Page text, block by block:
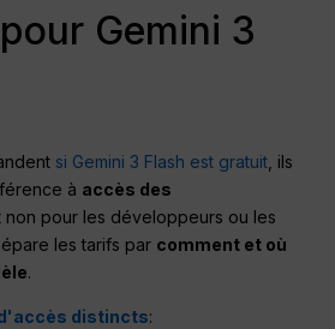
Gemini 3
si Gemini 3 Flash est gratuit , ils
à accès des
non pour les développeurs ou les
les tarifs par comment et où
.
distincts: